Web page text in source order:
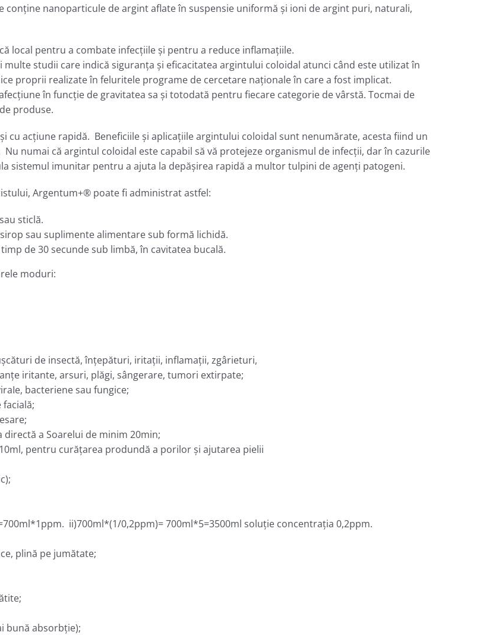
nanoparticule de argint aflate în suspensie uniformă şi ioni de argint puri, naturali,
local pentru a combate infecțiile și pentru a reduce inflamațiile.
studii care indică siguranța și eficacitatea argintului coloidal atunci când este utilizat în
proprii realizate în feluritele programe de cercetare naţionale în care a fost implicat.
în funcţie de gravitatea sa şi totodată pentru fiecare categorie de vârstă. Tocmai de
produse.
cu acțiune rapidă. Beneficiile și aplicațiile argintului coloidal sunt nenumărate, acesta fiind un
numai că argintul coloidal este capabil să vă protejeze organismul de infecții, dar în cazurile
sistemul imunitar pentru a ajuta la depășirea rapidă a multor tulpini de agenți patogeni.
Argentum+® poate fi administrat astfel:
sticlă.
sau suplimente alimentare sub formă lichidă.
de 30 secunde sub limbă, în cavitatea bucală.
moduri:
de insectă, înţepături, iritaţii, inflamaţii, zgârieturi,
iritante, arsuri, plăgi, sângerare, tumori extirpate;
bacteriene sau fungice;
a Soarelui de minim 20min;
pentru curăţarea produndă a porilor şi ajutarea pielii
ii)700ml*(1/0,2ppm)= 700ml*5=3500ml soluţie concentraţia 0,2ppm.
plină pe jumătate;
bună absorbţie);